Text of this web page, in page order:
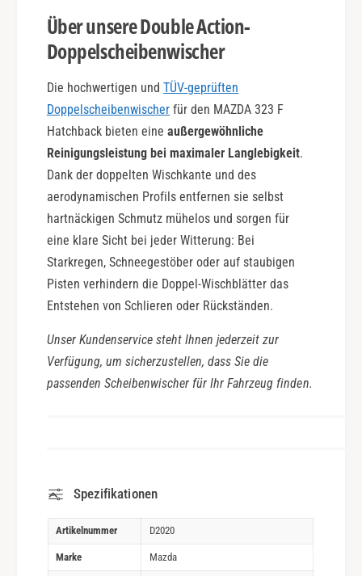
Über unsere Double Action-
Doppelscheibenwischer
Die hochwertigen undTÜV-geprüften
Doppelscheibenwischer für den MAZDA 323 F
Hatchback bieten eineaußergewöhnliche
Reinigungsleistung bei maximaler Langlebigkeit.
Dank der doppelten Wischkante und des
aerodynamischen Profils entfernen sie selbst
hartnäckigen Schmutz mühelos und sorgen für
eine klare Sicht bei jeder Witterung: Bei
Starkregen, Schneegestöber oder auf staubigen
Pisten verhindern die Doppel-Wischblätter das
Entstehen von Schlieren oder Rückständen.
Unser Kundenservice steht Ihnen jederzeit zur
Verfügung, um sicherzustellen, dass Sie die
passenden Scheibenwischer für Ihr Fahrzeug finden.
Spezifikationen
Artikelnummer D2020
Marke Mazda